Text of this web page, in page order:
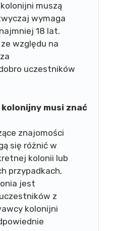
muszą
wymaga
18 lat.
względu na
uczestników
musi znać
znajomości
się różnić w
kolonii lub
przypadkach,
jest
z
kolonijni